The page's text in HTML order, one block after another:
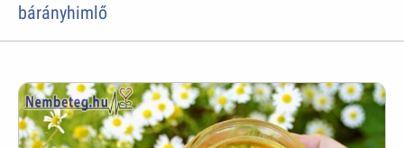
bárányhimlő